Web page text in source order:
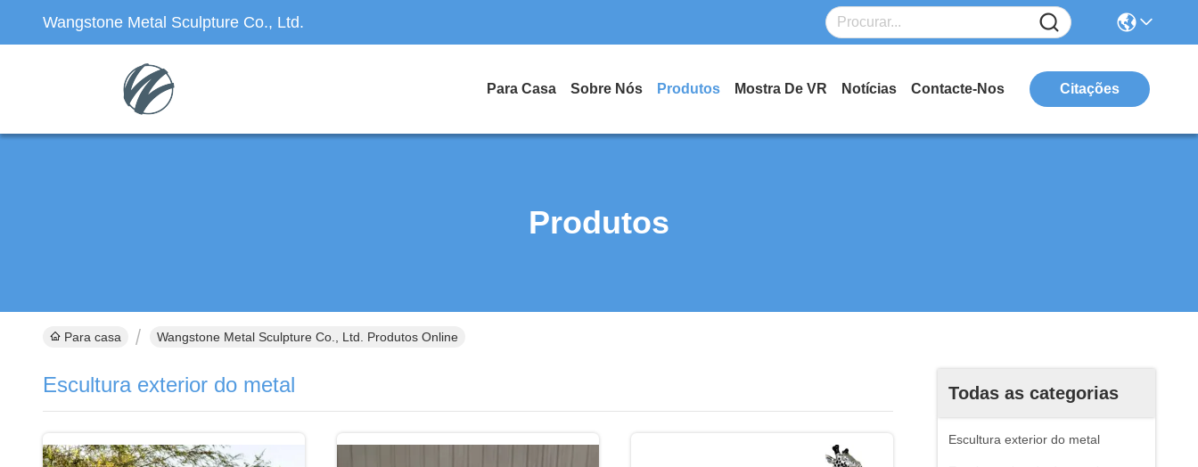
Wangstone Metal Sculpture Co., Ltd.
Para Casa Sobre Nós Produtos Mostra De VR Notícias Contacte-Nos Citações
Produtos
Para casa Wangstone Metal Sculpture Co., Ltd. Produtos Online
Todas as categorias
Escultura exterior do metal
Escultura exterior do metal